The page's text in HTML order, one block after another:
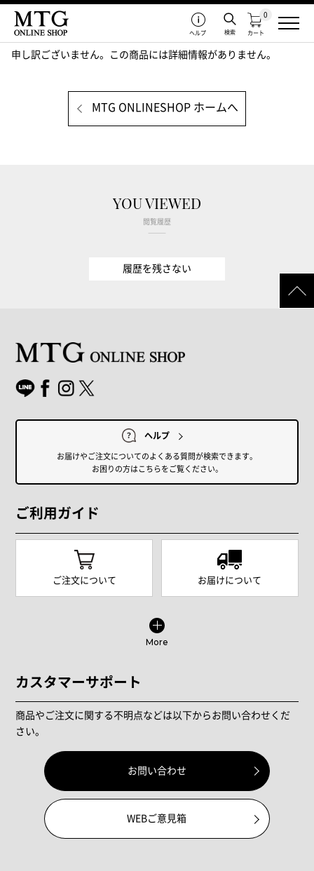
カート
0
検索
ヘルプ
申し訳ございません。この商品には詳細情報がありません。
MTG ONLINESHOP ホームへ
YOU VIEWED
閲覧履歴
履歴を残さない
ヘルプ
お届けやご注文についてのよくある質問が検索できます。
お困りの方はこちらをご覧ください。
ご利用ガイド
ご注文について お届けについて
More
カスタマーサポート
商品やご注文に関する不明点などは以下からお問い合わせくだ
さい。
お問い合わせ
WEBご意見箱